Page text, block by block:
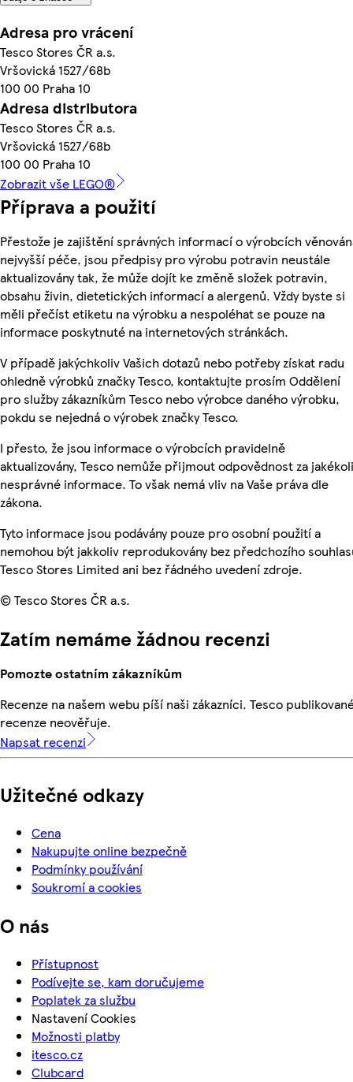
Adresa pro vrácení
Tesco Stores ČR a.s.
Vršovická 1527/68b
100 00 Praha 10
Adresa distributora
Tesco Stores ČR a.s.
Vršovická 1527/68b
100 00 Praha 10
Zobrazit vše LEGO®
Příprava a použití
Přestože je zajištění správných informací o výrobcích
nejvyšší péče, jsou předpisy pro výrobu potravin neustále
aktualizovány tak, že může dojít ke změně složek potravin,
obsahu živin, dietetických informací a alergenů. Vždy byste si
měli přečíst etiketu na výrobku a nespoléhat se pouze na
informace poskytnuté na internetových stránkách.
V případě jakýchkoliv Vašich dotazů nebo potřeby získat radu
ohledně výrobků značky Tesco, kontaktujte prosím Oddělení
pro služby zákazníkům Tesco nebo výrobce daného výrobku,
pokdu se nejedná o výrobek značky Tesco.
I přesto, že jsou informace o výrobcích pravidelně
aktualizovány, Tesco nemůže přijmout odpovědnost za
nesprávné informace. To však nemá vliv na Vaše práva dle
zákona.
Tyto informace jsou podávány pouze pro osobní použití a
nemohou být jakkoliv reprodukovány bez předchozího
Tesco Stores Limited ani bez řádného uvedení zdroje.
© Tesco Stores ČR a.s.
Zatím nemáme žádnou recenzi
Pomozte ostatním zákazníkům
Recenze na našem webu píší naši zákazníci. Tesco
recenze neověřuje.
Napsat recenzi
Užitečné odkazy
Cena
Nakupujte online bezpečně
Podmínky používání
Soukromí a cookies
O nás
Přístupnost
Podívejte se, kam doručujeme
Poplatek za službu
Nastavení Cookies
Možnosti platby
itesco.cz
Clubcard